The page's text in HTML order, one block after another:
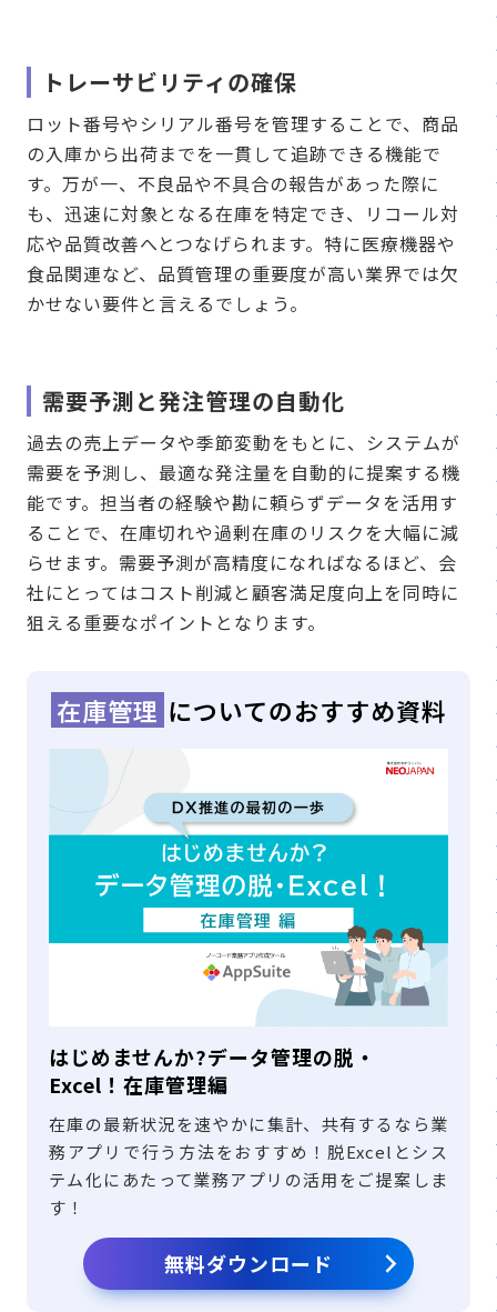
トレーサビリティの確保
ロット番号やシリアル番号を管理することで、商品
の入庫から出荷までを一貫して追跡できる機能で
す。万が一、不良品や不具合の報告があった際に
も、迅速に対象となる在庫を特定でき、リコール対
応や品質改善へとつなげられます。特に医療機器や
食品関連など、品質管理の重要度が高い業界では欠
かせない要件と言えるでしょう。
需要予測と発注管理の自動化
過去の売上データや季節変動をもとに、システムが
需要を予測し、最適な発注量を自動的に提案する機
能です。担当者の経験や勘に頼らずデータを活用す
ることで、在庫切れや過剰在庫のリスクを大幅に減
らせます。需要予測が高精度になればなるほど、会
社にとってはコスト削減と顧客満足度向上を同時に
狙える重要なポイントとなります。
在庫管理 についてのおすすめ資料
はじめませんか?データ管理の脱・
Excel！在庫管理編
在庫の最新状況を速やかに集計、共有するなら業
務アプリで行う方法をおすすめ！脱Excelとシス
テム化にあたって業務アプリの活用をご提案しま
す！
無料ダウンロード